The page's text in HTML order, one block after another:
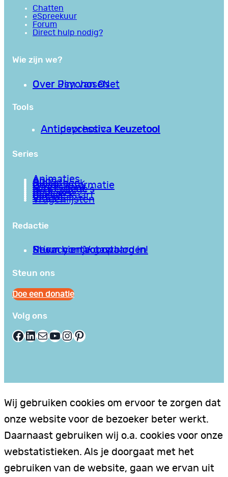
Chatten
eSpreekuur
Forum
Direct hulp nodig?
Wie zijn we?
Over PsychoseNet
Over Jim van Os
Tools
Antipsychotica Keuzetool
Antidepressiva Keuzetool
Series
Animaties
Apps
Bibliotheek
Goede informatie
Kennisbank
Mini college’s
Podcasts
Reviews
Sociale Kaart
Video’s
Vragenlijsten
Redactie
Privacy en Voorwaarden
Stuur hier je gastblog in!
Neem contact op
Steun ons
Doe een donatie
Volg ons
Facebook LinkedIn E-mail YouTube InstagramPinterest
Wij gebruiken cookies om ervoor te zorgen dat
onze website voor de bezoeker beter werkt.
Daarnaast gebruiken wij o.a. cookies voor onze
webstatistieken. Als je doorgaat met het
gebruiken van de website, gaan we ervan uit